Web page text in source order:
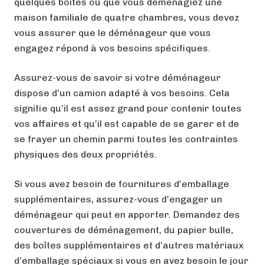
maison familiale de quatre chambres, vous devez
vous assurer que le déménageur que vous
engagez répond à vos besoins spécifiques.
Assurez-vous de savoir si votre déménageur
dispose d’un camion adapté à vos besoins. Cela
signifie qu’il est assez grand pour contenir toutes
vos affaires et qu’il est capable de se garer et de
se frayer un chemin parmi toutes les contraintes
physiques des deux propriétés.
Si vous avez besoin de fournitures d’emballage
supplémentaires, assurez-vous d’engager un
déménageur qui peut en apporter. Demandez des
couvertures de déménagement, du papier bulle,
des boîtes supplémentaires et d’autres matériaux
d’emballage spéciaux si vous en avez besoin le jour